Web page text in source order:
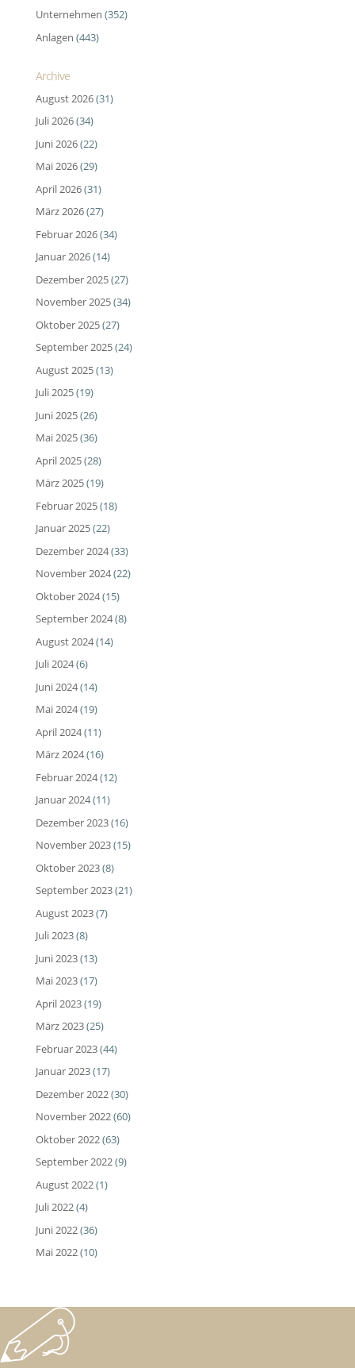
Unternehmen (352)
Anlagen (443)
Archive
August 2026(31)
Juli 2026(34)
Juni 2026(22)
Mai 2026(29)
April 2026(31)
März 2026(27)
Februar 2026(34)
Januar 2026(14)
Dezember 2025(27)
November 2025(34)
Oktober 2025(27)
September 2025(24)
August 2025(13)
Juli 2025(19)
Juni 2025(26)
Mai 2025(36)
April 2025(28)
März 2025(19)
Februar 2025(18)
Januar 2025(22)
Dezember 2024(33)
November 2024(22)
Oktober 2024(15)
September 2024(8)
August 2024(14)
Juli 2024(6)
Juni 2024(14)
Mai 2024(19)
April 2024(11)
März 2024(16)
Februar 2024(12)
Januar 2024(11)
Dezember 2023(16)
November 2023(15)
Oktober 2023(8)
September 2023(21)
August 2023(7)
Juli 2023(8)
Juni 2023(13)
Mai 2023(17)
April 2023(19)
März 2023(25)
Februar 2023(44)
Januar 2023(17)
Dezember 2022(30)
November 2022(60)
Oktober 2022(63)
September 2022(9)
August 2022(1)
Juli 2022(4)
Juni 2022(36)
Mai 2022(10)